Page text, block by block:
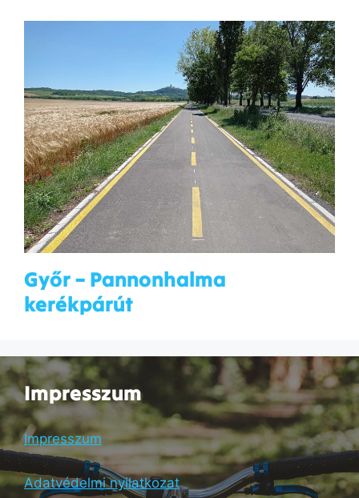
Győr – Pannonhalma
kerékpárút
Impresszum
Impresszum
Adatvédelmi nyilatkozat